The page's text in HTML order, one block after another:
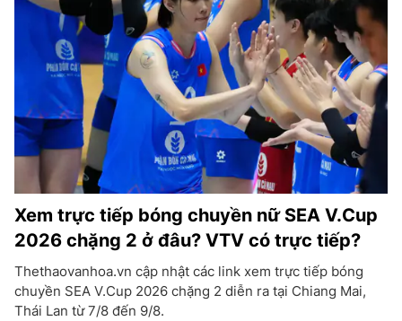
Xem trực tiếp bóng chuyền nữ SEA V.Cup
2026 chặng 2 ở đâu? VTV có trực tiếp?
Thethaovanhoa.vn cập nhật các link xem trực tiếp bóng
chuyền SEA V.Cup 2026 chặng 2 diễn ra tại Chiang Mai,
Thái Lan từ 7/8 đến 9/8.